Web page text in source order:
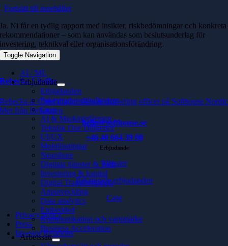
Fortsätt till innehållet
Toggle Navigation
AI / ML
Erbjudande
Erbjudanden
Paketerade erbjudanden
Case
AI & Maskininlärning
Teknisk Due Diligence
UI/UX
Molnlösningar
Nearshore
Digitala tjänster & Web
Investering & kapital
Digital Transformation
Apputveckling
Data analytics
Embedded
Kommunikation och varumärke
Business Acceleration
Arbetssätt
Ja. Ni får en tydlig rapport med insikter, riskbedömningar och konkreta
rekommendationer – som kan användas som beslutsunderlag för
investering, teknikval eller organisationsförändring.
Rebecka Lindhe
Rebecka är Chief digital sales & marketing officer på Softhouse Nordic
Mer från författaren
hello@softhouse.se
+46 40 664 39 00
Erbjudande
Tjänster
Paketerade erbjudanden
Case
Privacy policy
Press
Investor Relations